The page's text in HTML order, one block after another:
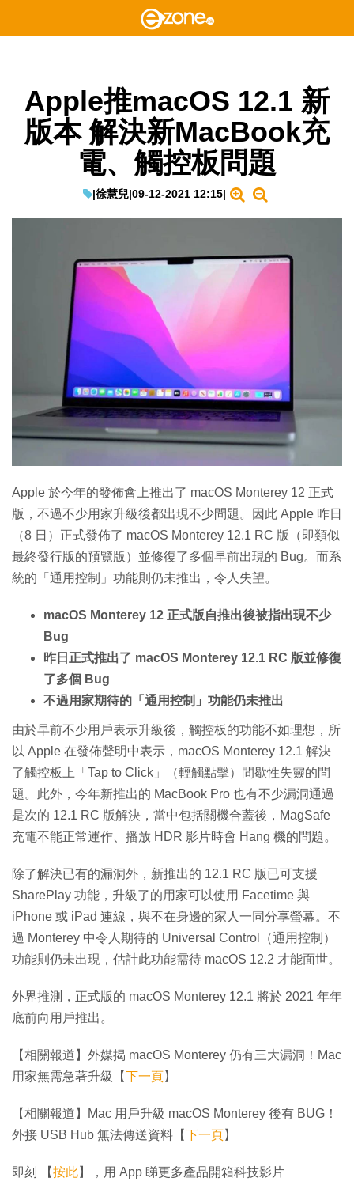
Apple推macOS 12.1 新
版本 解決新MacBook充
電、觸控板問題
|徐慧兒|09-12-2021 12:15|
Apple 於今年的發佈會上推出了 macOS Monterey 12 正式
版，不過不少用家升級後都出現不少問題。因此 Apple 昨日
（8 日）正式發佈了 macOS Monterey 12.1 RC 版（即類似
最終發行版的預覽版）並修復了多個早前出現的 Bug。而系
統的「通用控制」功能則仍未推出，令人失望。
macOS Monterey 12 正式版自推出後被指出現不少
Bug
昨日正式推出了 macOS Monterey 12.1 RC 版並修復
了多個 Bug
不過用家期待的「通用控制」功能仍未推出
由於早前不少用戶表示升級後，觸控板的功能不如理想，所
以 Apple 在發佈聲明中表示，macOS Monterey 12.1 解決
了觸控板上「Tap to Click」（輕觸點擊）間歇性失靈的問
題。此外，今年新推出的 MacBook Pro 也有不少漏洞通過
是次的 12.1 RC 版解決，當中包括關機合蓋後，MagSafe
充電不能正常運作、播放 HDR 影片時會 Hang 機的問題。
除了解決已有的漏洞外，新推出的 12.1 RC 版已可支援
SharePlay 功能，升級了的用家可以使用 Facetime 與
iPhone 或 iPad 連線，與不在身邊的家人一同分享螢幕。不
過 Monterey 中令人期待的 Universal Control（通用控制）
功能則仍未出現，估計此功能需待 macOS 12.2 才能面世。
外界推測，正式版的 macOS Monterey 12.1 將於 2021 年年
底前向用戶推出。
【相關報道】外媒揭 macOS Monterey 仍有三大漏洞！Mac
用家無需急著升級【下一頁】
【相關報道】Mac 用戶升級 macOS Monterey 後有 BUG！
外接 USB Hub 無法傳送資料【下一頁】
即刻 【按此】，用 App 睇更多產品開箱科技影片